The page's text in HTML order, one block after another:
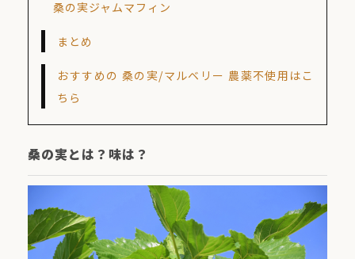
桑の実ジャムマフィン
まとめ
おすすめの 桑の実/マルベリー 農薬不使用はこ
ちら
桑の実とは？味は？